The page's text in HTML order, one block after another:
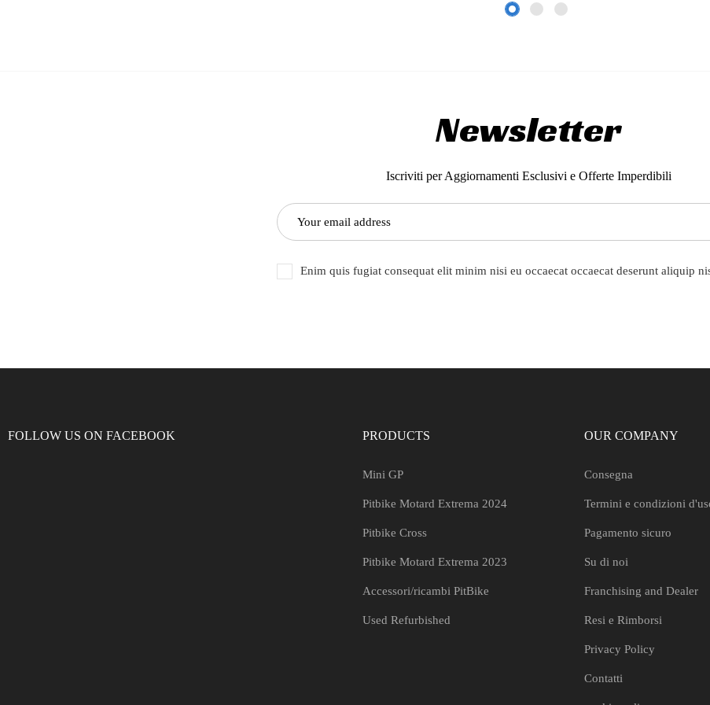
Newsletter
Iscriviti per Aggiornamenti Esclusivi e Offerte Imperdibili
Enim quis fugiat consequat elit minim nisi eu occaecat occaecat deserunt aliquip
FOLLOW US ON FACEBOOK PRODUCTS
Mini GP
Pitbike Motard Extrema 2024
Pitbike Cross
Pitbike Motard Extrema 2023
Accessori/ricambi PitBike
Used Refurbished
OUR COMPANY
Consegna
Termini e condizioni
Pagamento sicuro
Su di noi
Franchising and Dealer
Resi e Rimborsi
Privacy Policy
Contatti